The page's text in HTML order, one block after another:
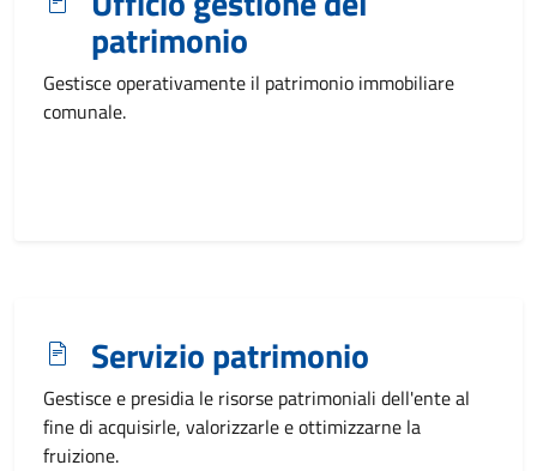
patrimonio
Gestisce operativamente il patrimonio immobiliare
comunale.
Servizio patrimonio
Gestisce e presidia le risorse patrimoniali dell'ente al
fine di acquisirle, valorizzarle e ottimizzarne la
fruizione.